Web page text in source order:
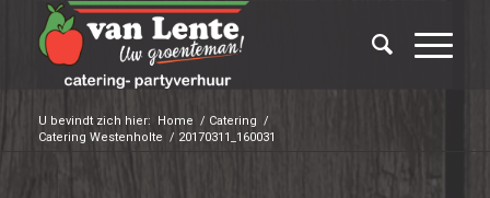
U bevindt zich hier: Home / Catering /
Catering Westenholte / 20170311_160031